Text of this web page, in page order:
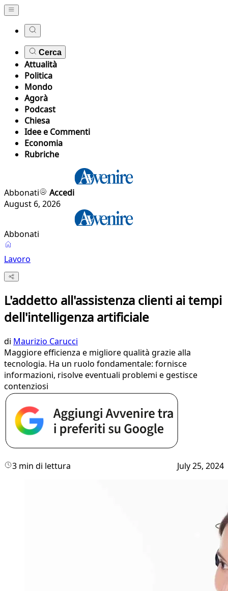
Cerca
Attualità
Politica
Mondo
Agorà
Podcast
Chiesa
Idee e Commenti
Economia
Rubriche
Abbonati
Accedi
August 6, 2026
Abbonati
Lavoro
L'addetto all'assistenza clienti ai tempi
dell'intelligenza artificiale
di Maurizio Carucci
Maggiore efficienza e migliore qualità grazie alla
tecnologia. Ha un ruolo fondamentale: fornisce
informazioni, risolve eventuali problemi e gestisce
contenziosi
3 min di lettura July 25, 2024